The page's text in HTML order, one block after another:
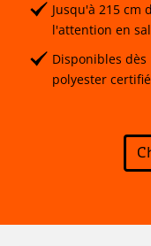
Jusqu'à 215
l'attention en
Disponibles dès
polyester